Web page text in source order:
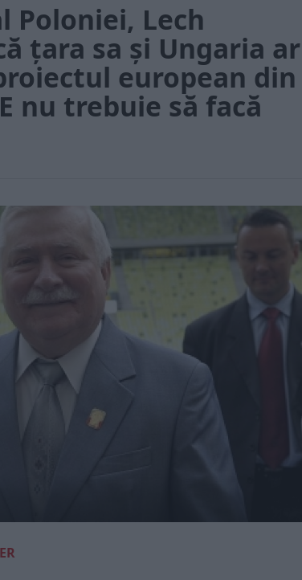
Poloniei, Lech
țara sa și Ungaria ar
european din
nu trebuie să facă